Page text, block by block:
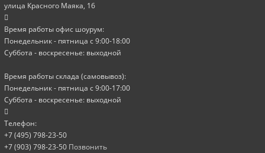
улица Красного Маяка, 16
Время работы офис шоурум:
Понедельник - пятница с 9:00-18:00
Суббота - воскресенье: выходной
Время работы склада (самовывоз):
Понедельник - пятница с 9:00-17:00
Суббота - воскресенье: выходной
Телефон:
+7 (495) 798-23-50
+7 (903) 798-23-50 Позвонить